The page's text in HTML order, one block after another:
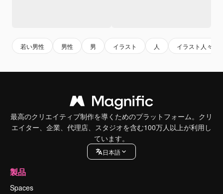
若い男性 男性 男 イラスト 人 イラスト人々
最高のクリエイティブ制作を導くためのプラットフォーム。クリ
エイター、企業、代理店、スタジオを含む100万人以上が利用し
ています。
日本語
製品
Spaces